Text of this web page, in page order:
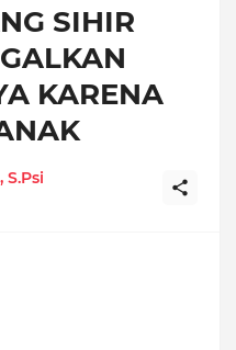
SIHIR
KARENA